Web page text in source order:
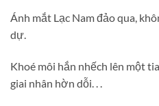
Ánh mắt Lạc Nam đảo qua,
dự.
Khoé môi hắn nhếch lên một
giai nhân hờn dỗi. . .